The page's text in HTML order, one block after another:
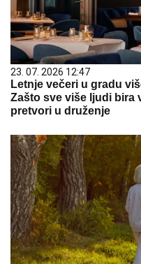
23. 07. 2026 12:47
Letnje večeri u gradu
Zašto sve više ljudi bira
pretvori u druženje